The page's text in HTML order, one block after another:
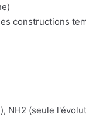
constructions
NH2 (seule